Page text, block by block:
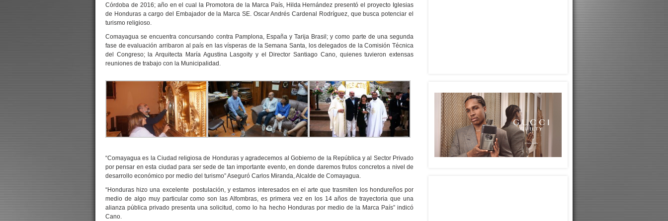
Córdoba de 2016; año en el cual la Promotora de la Marca País, Hilda Hernández presentó el proyecto Iglesias
de Honduras a cargo del Embajador de la Marca SE. Oscar Andrés Cardenal Rodríguez, que busca potenciar el
turismo religioso.
Comayagua se encuentra concursando contra Pamplona, España y Tarija Brasil; y como parte de una segunda
fase de evaluación arribaron al país en las vísperas de la Semana Santa, los delegados de la Comisión Técnica
del Congreso; la Arquitecta María Agustina Lasgoity y el Director Santiago Cano, quienes tuvieron extensas
reuniones de trabajo con la Municipalidad.
“Comayagua es la Ciudad religiosa de Honduras y agradecemos al Gobierno de la República y al Sector Privado
por pensar en esta ciudad para ser sede de tan importante evento, en donde daremos frutos concretos a nivel de
desarrollo económico por medio del turismo” Aseguró Carlos Miranda, Alcalde de Comayagua.
“Honduras hizo una excelente postulación, y estamos interesados en el arte que trasmiten los hondureños por
medio de algo muy particular como son las Alfombras, es primera vez en los 14 años de trayectoria que una
alianza pública privado presenta una solicitud, como lo ha hecho Honduras por medio de la Marca País” indicó
Cano.